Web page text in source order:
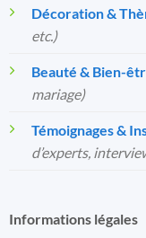
Décoration &
etc.)
Beauté & Bien-
mariage)
Témoignages &
d’experts,
Informations légales